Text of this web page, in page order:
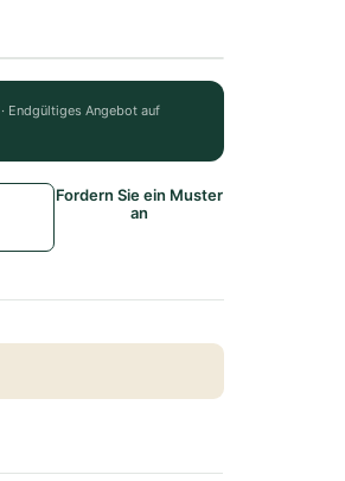
Endgültiges Angebot auf
Fordern Sie ein Muster
an